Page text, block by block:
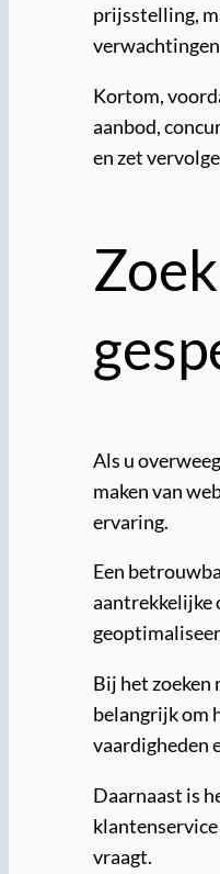
prijsstelling,
Kortom,
aanbod,
en zet
Als u
maken van
ervaring.
Een
aantrekkelijke
Bij het zoeken
belangrijk om
vaardigheden
Daarnaast is
vraagt.